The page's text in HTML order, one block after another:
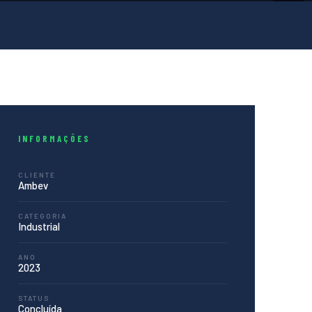
INFORMAÇÕES
CLIENTE
Ambev
CATEGORIA
Industrial
ANO
2023
STATUS
Concluída